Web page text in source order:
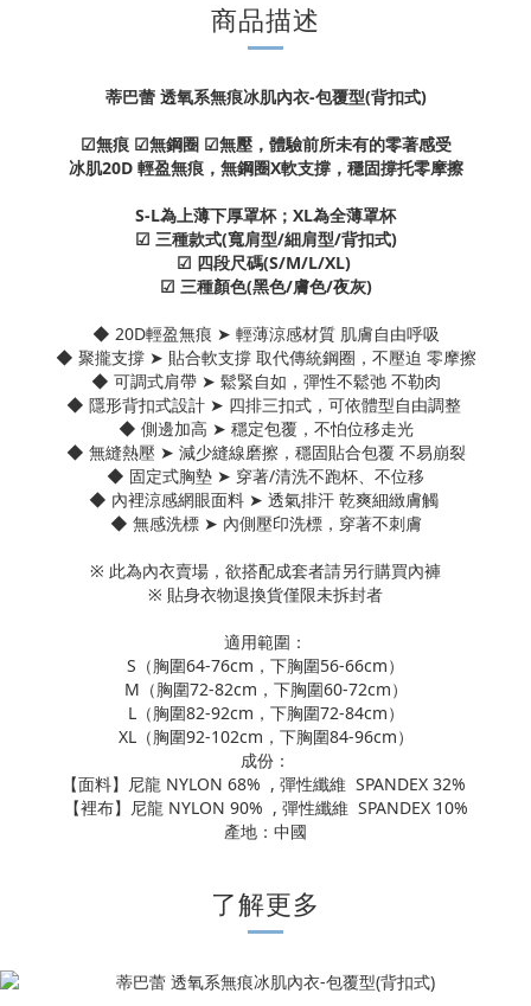
商品描述
蒂巴蕾 透氧系無痕冰肌內衣-包覆型(背扣式)
☑無痕 ☑無鋼圈 ☑無壓，體驗前所未有的零著感受
冰肌20D 輕盈無痕，無鋼圈X軟支撐，穩固撐托零摩擦
S-L為上薄下厚罩杯；XL為全薄罩杯
☑ 三種款式(寬肩型/細肩型/背扣式)
☑ 四段尺碼(S/M/L/XL)
☑ 三種顏色(黑色/膚色/夜灰)
◆ 20D輕盈無痕 ➤ 輕薄涼感材質 肌膚自由呼吸
◆ 聚攏支撐 ➤ 貼合軟支撐 取代傳統鋼圈，不壓迫 零摩擦
◆ 可調式肩帶 ➤ 鬆緊自如，彈性不鬆弛 不勒肉
◆ 隱形背扣式設計 ➤ 四排三扣式，可依體型自由調整
◆ 側邊加高 ➤ 穩定包覆，不怕位移走光
◆ 無縫熱壓 ➤ 減少縫線磨擦，穩固貼合包覆 不易崩裂
◆ 固定式胸墊 ➤ 穿著/清洗不跑杯、不位移
◆ 內裡涼感網眼面料 ➤ 透氣排汗 乾爽細緻膚觸
◆ 無感洗標 ➤ 內側壓印洗標，穿著不刺膚
※ 此為內衣賣場，欲搭配成套者請另行購買內褲
※ 貼身衣物退換貨僅限未拆封者
適用範圍：
S（胸圍64-76cm，下胸圍56-66cm）
M（胸圍72-82cm，下胸圍60-72cm）
L（胸圍82-92cm，下胸圍72-84cm）
XL（胸圍92-102cm，下胸圍84-96cm）
成份：
【面料】尼龍 NYLON 68% , 彈性纖維 SPANDEX 32%
【裡布】尼龍 NYLON 90% , 彈性纖維 SPANDEX 10%
產地：中國
了解更多